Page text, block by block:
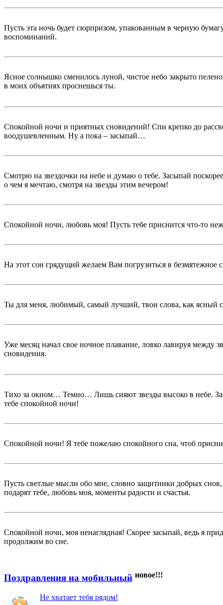
Пусть эта ночь будет сюрпризом, упакованным в черную
воспоминаний.
Ясное солнышко сменилось луной, чистое небо закрыто
в моих объятиях проснешься ты.
Спокойной ночи и приятных сновидений! Спи крепко до
воодушевленным. Ну а пока – засыпай…
Смотрю на звездочки на небе и думаю о тебе. Засыпай
о чем я мечтаю, смотря на звезды этим вечером!
Спокойной ночи, любовь моя! Пусть тебе приснится что-то
На этот сон грядущий желаем Вам погрузиться в
Ты для меня, любимый, самый лучший, твои слова, как
Уже месяц начал свое ночное плавание, ловко лавируя между
сновидения.
Тихо за окном… Темно… Лишь сияют звезды высоко в небе.
тебе спокойной ночи!
Спокойной ночи! Я тебе пожелаю спокойного сна, чтоб
Пусть светлые мысли обо мне, словно защитники добрых
подарят тебе, любовь моя, моменты радости и счастья.
Спокойной ночи, моя ненаглядная! Скорее засыпай, ведь я
продолжим во сне.
Поздравления на мобильный новое!!!
Не хватает тебя рядом!